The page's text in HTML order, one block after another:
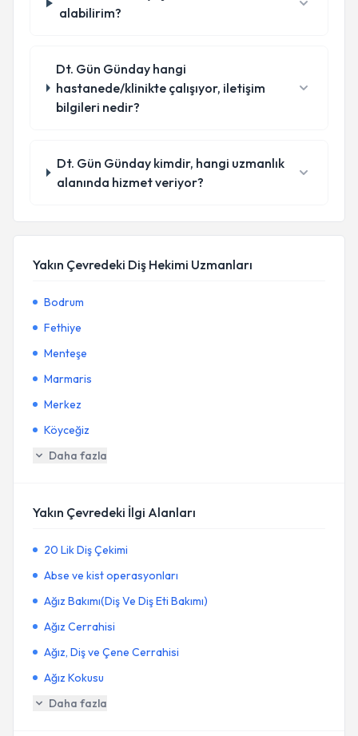
alabilirim?
Dt. Gün Günday hangi
hastanede/klinikte çalışıyor, iletişim
bilgileri nedir?
Dt. Gün Günday kimdir, hangi uzmanlık
alanında hizmet veriyor?
Yakın Çevredeki Diş Hekimi Uzmanları
Bodrum
Fethiye
Menteşe
Marmaris
Merkez
Köyceğiz
Daha fazla
Yakın Çevredeki İlgi Alanları
20 Lik Diş Çekimi
Abse ve kist operasyonları
Ağız Bakımı(Diş Ve Diş Eti Bakımı)
Ağız Cerrahisi
Ağız, Diş ve Çene Cerrahisi
Ağız Kokusu
Daha fazla